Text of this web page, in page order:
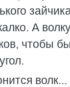
А
чтобы